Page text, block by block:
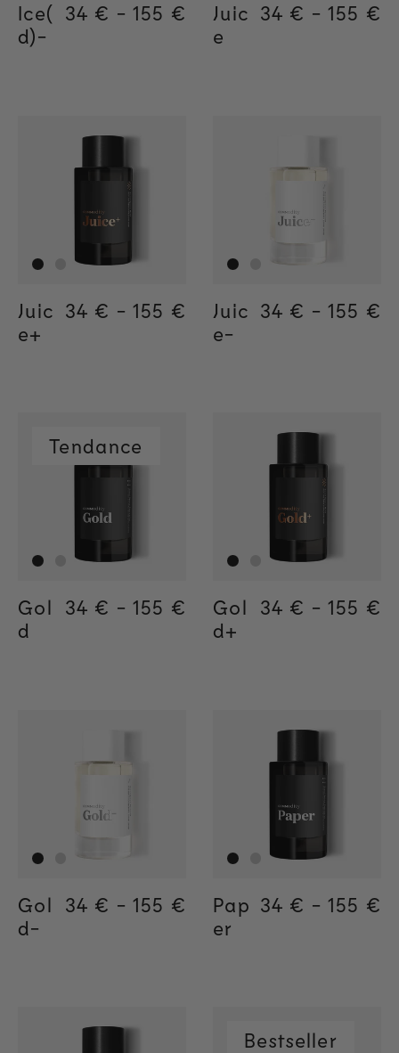
Ice(
d)-
Regular price
34 € - 155 €
Regular price
155€
Regular price
34€
Juic
e
Regular price
34 € - 155 €
155€
34€
Juic
e+
Regular price
34 € - 155 €
Regular price
155€
Regular price
34€
Juic
e-
Regular price
34 € - 155 €
155€
34€
Tendance
Gol
d
Regular price
34 € - 155 €
Regular price
155€
Regular price
34€
Gol
d+
Regular price
34 € - 155 €
155€
34€
Gol
d-
Regular price
34 € - 155 €
Regular price
155€
Regular price
34€
Pap
er
Regular price
34 € - 155 €
155€
34€
Bestseller